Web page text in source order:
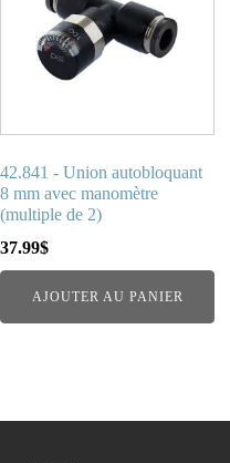
42.841 - Union autobloquant
8 mm avec manomètre
(multiple de 2)
37.99$
AJOUTER AU PANIER